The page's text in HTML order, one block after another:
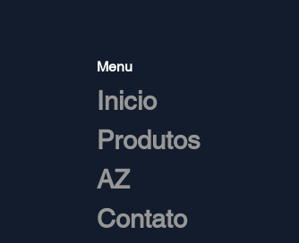
Menu
Inicio
Produtos
AZ
Contato